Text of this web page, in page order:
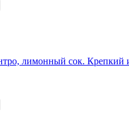
лимонный сок. Крепкий